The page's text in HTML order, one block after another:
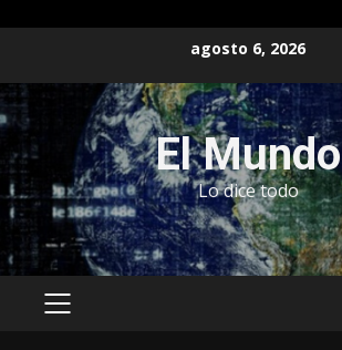
contenido
agosto 6, 2026
El Mundo
Lo dice todo
MENÚ